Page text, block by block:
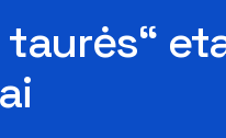
taurės“